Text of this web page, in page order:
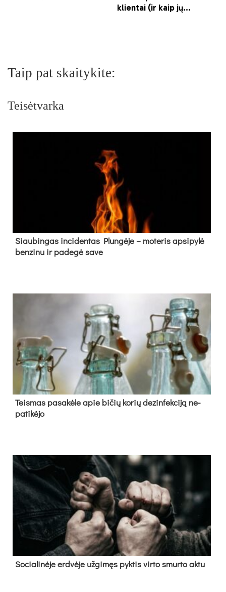
Taip pat skaitykite:
Teisėtvarka
Siau­bin­gas in­ci­den­tas Plun­gė­je – mo­te­ris ap­si­py­lė
ben­zi­nu ir pa­de­gė sa­ve
Teis­mas pa­sa­kė­le apie bi­čių ko­rių de­zin­fek­ci­ją ne­
pa­ti­kė­jo
So­cia­li­nė­je erd­vė­je už­gi­męs pyk­tis vir­to smur­to ak­tu